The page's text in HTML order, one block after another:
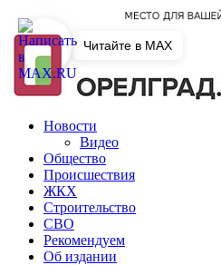
Новости
Видео
Общество
Происшествия
ЖКХ
Строительство
СВО
Рекомендуем
Об издании
Читайте в MAX